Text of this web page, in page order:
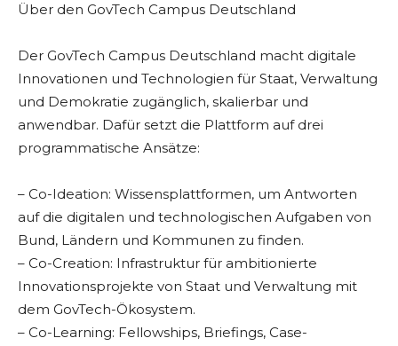
Über den GovTech Campus Deutschland
Der GovTech Campus Deutschland macht digitale
Innovationen und Technologien für Staat, Verwaltung
und Demokratie zugänglich, skalierbar und
anwendbar. Dafür setzt die Plattform auf drei
programmatische Ansätze:
– Co-Ideation: Wissensplattformen, um Antworten
auf die digitalen und technologischen Aufgaben von
Bund, Ländern und Kommunen zu finden.
– Co-Creation: Infrastruktur für ambitionierte
Innovationsprojekte von Staat und Verwaltung mit
dem GovTech-Ökosystem.
– Co-Learning: Fellowships, Briefings, Case-